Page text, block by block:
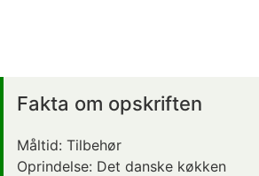
Fakta om opskriften
Måltid: Tilbehør
Oprindelse: Det danske køkken